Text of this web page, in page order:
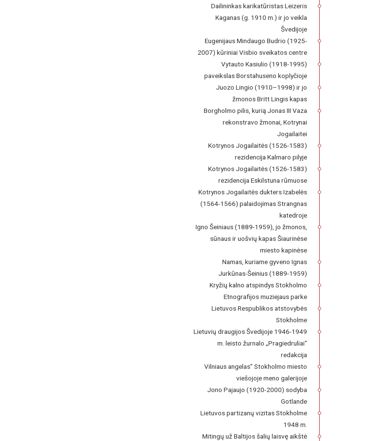
Dailininkas karikatūristas Leizeris
Kaganas (g. 1910 m.) ir jo veikla
Švedijoje
Eugenijaus Mindaugo Budrio (1925-
2007) kūriniai Visbio sveikatos centre
Vytauto Kasiulio (1918-1995)
paveikslas Borstahuseno koplyčioje
Juozo Lingio (1910–1998) ir jo
žmonos Britt Lingis kapas
Borgholmo pilis, kurią Jonas III Vaza
rekonstravo žmonai, Kotrynai
Jogailaitei
Kotrynos Jogailaitės (1526-1583)
rezidencija Kalmaro pilyje
Kotrynos Jogailaitės (1526-1583)
rezidencija Eskilstuna rūmuose
Kotrynos Jogailaitės dukters Izabelės
(1564-1566) palaidojimas Strangnas
katedroje
Igno Šeiniaus (1889-1959), jo žmonos,
sūnaus ir uošvių kapas Šiaurinėse
miesto kapinėse
Namas, kuriame gyveno Ignas
Jurkūnas-Šeinius (1889-1959)
Kryžių kalno atspindys Stokholmo
Etnografijos muziejaus parke
Lietuvos Respublikos atstovybės
Stokholme
Lietuvių draugijos Švedijoje 1946-1949
m. leisto žurnalo „Pragiedruliai“
redakcija
Vilniaus angelas” Stokholmo miesto
viešojoje meno galerijoje
Jono Pajaujo (1920-2000) sodyba
Gotlande
Lietuvos partizanų vizitas Stokholme
1948 m.
Mitingų už Baltijos šalių laisvę aikštė